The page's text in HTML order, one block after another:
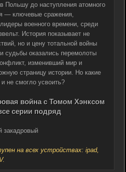
Польшу до наступления атомного
— ключевые сражения,
военного времени, среди
История показывает не
но и цену тотальной войны
судьбы оказались перемолоты
изменивший мир и
страницу истории. Но какие
не смогло усвоить?
война с Томом Хэнксом
серии подряд
закадровый
на всех устройствах: ipad,